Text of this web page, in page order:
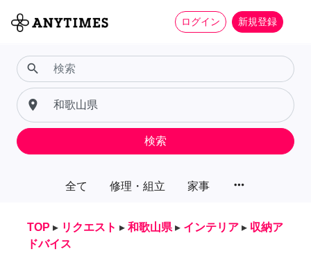
ログイン 新規登録
全て 修理・組立 家事 more_horiz
search
place
検索
TOP ▸ リクエスト ▸ 和歌山県 ▸ インテリア ▸ 収納ア
ドバイス